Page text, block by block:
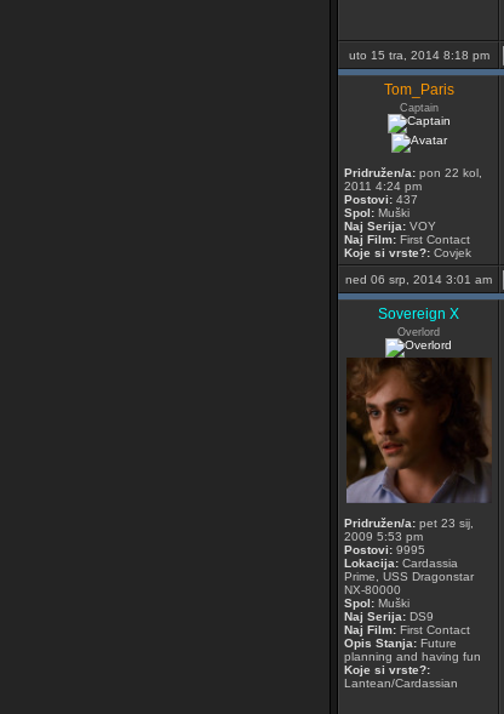
uto 15 tra, 2014 8:18 pm
Tom_Paris
Captain
Pridružen/a: pon 22 kol,
2011 4:24 pm
Postovi: 437
Spol: Muški
Naj Serija: VOY
Naj Film: First Contact
Koje si vrste?: Covjek
ned 06 srp, 2014 3:01 am
Sovereign X
Overlord
Pridružen/a: pet 23 sij,
2009 5:53 pm
Postovi: 9995
Lokacija: Cardassia
Prime, USS Dragonstar
NX-80000
Spol: Muški
Naj Serija: DS9
Naj Film: First Contact
Opis Stanja: Future
planning and having fun
Koje si vrste?:
Lantean/Cardassian